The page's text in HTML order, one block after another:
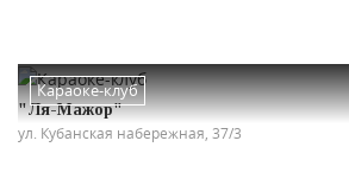
Караоке-клуб
"Ля-Мажор"
ул. Кубанская набережная, 37/3